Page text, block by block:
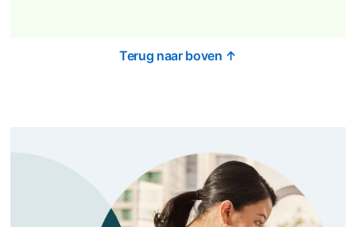
Terug naar boven ↑